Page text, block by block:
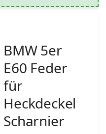
BMW 5er
E60 Feder
für
Heckdeckel
Scharnier